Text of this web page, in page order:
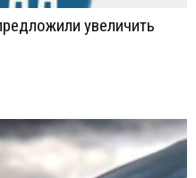
увеличить